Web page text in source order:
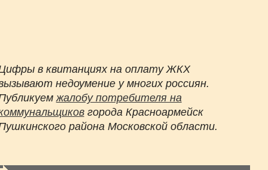
в квитанциях на оплату ЖКХ
недоумение у многих россиян.
жалобу потребителя на
города Красноармейск
района Московской области.